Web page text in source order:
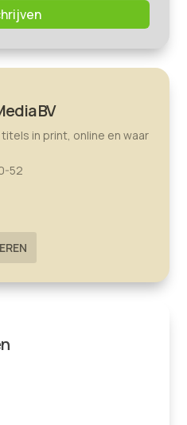
BV
in print, online en waar
52